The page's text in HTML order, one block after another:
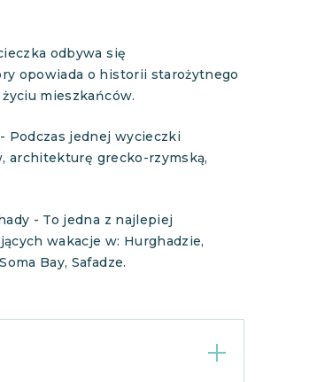
odbywa się
opowiada o historii starożytnego
mieszkańców.
Podczas jednej wycieczki
architekturę grecko-rzymską,
- To jedna z najlepiej
wakacje w: Hurghadzie,
Bay, Safadze.